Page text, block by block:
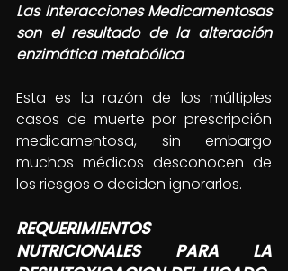
Las Interacciones Medicamentosas
son el resultado de la alteración
enzimática metabólica
Esta es la razón de los múltiples
casos de muerte por prescripción
medicamentosa, sin embargo
muchos médicos desconocen de
los riesgos o deciden ignorarlos.
REQUERIMIENTOS
NUTRICIONALES PARA LA